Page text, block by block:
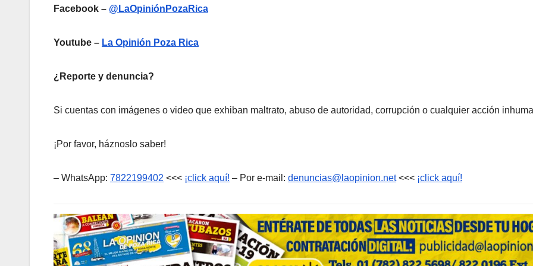
Facebook – @LaOpiniónPozaRica
Youtube – La Opinión Poza Rica
¿Reporte y denuncia?
Si cuentas con imágenes o video que exhiban maltrato, abuso de autoridad, corrupción o cualquier acción
¡Por favor, háznoslo saber!
– WhatsApp: 7822199402 <<< ¡click aquí! – Por e-mail: denuncias@laopinion.net<<< ¡click aquí!